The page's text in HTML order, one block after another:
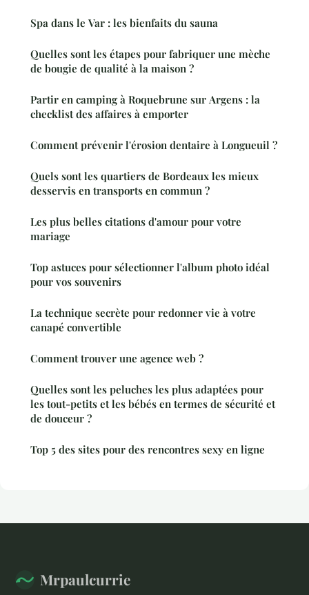
Spa dans le Var : les bienfaits du sauna
Quelles sont les étapes pour fabriquer une mèche
de bougie de qualité à la maison ?
Partir en camping à Roquebrune sur Argens : la
checklist des affaires à emporter
Comment prévenir l'érosion dentaire à Longueuil ?
Quels sont les quartiers de Bordeaux les mieux
desservis en transports en commun ?
Les plus belles citations d'amour pour votre
mariage
Top astuces pour sélectionner l'album photo idéal
pour vos souvenirs
La technique secrète pour redonner vie à votre
canapé convertible
Comment trouver une agence web ?
Quelles sont les peluches les plus adaptées pour
les tout-petits et les bébés en termes de sécurité et
de douceur ?
Top 5 des sites pour des rencontres sexy en ligne
Mrpaulcurrie